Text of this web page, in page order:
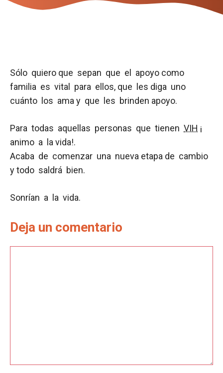
Sólo quiero que sepan que el apoyo como
familia es vital para ellos, que les diga uno
cuánto los ama y que les brinden apoyo.
Para todas aquellas personas que tienen VIH ¡
animo a la vida!.
Acaba de comenzar una nueva etapa de cambio
y todo saldrá bien.
Sonrían a la vida.
Deja un comentario